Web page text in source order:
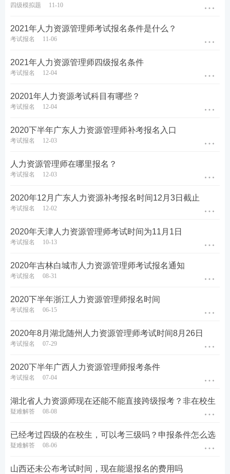
四级模拟题 11-10
2021年人力资源管理师考试报名条件是什么？
考试报名 11-06
2021年人力资源管理师四级报名条件
考试报名 12-04
20201年人力资源考试科目有哪些？
考试报名 12-04
2020下半年广东人力资源管理师补考报名入口
考试报名 12-03
人力资源管理师在哪里报名？
考试报名 12-03
2020年12月广东人力资源补考报名时间12月3日截止
考试报名 12-02
2020年天津人力资源管理师考试时间为11月1日
考试报名 10-13
2020年吉林白城市人力资源管理师考试报名通知
考试报名 08-31
2020下半年浙江人力资源管理师报名时间
考试报名 06-15
2020年8月湖北随州人力资源管理师考试时间8月26日
考试报名 07-29
2020下半年广西人力资源管理师报考条件
考试报名 07-04
湖北省人力资源师现在还能不能直接跨级报考？非在校生
疑难解答 08-08
已经考过四级的在校生，可以考三级吗？申报条件怎么选
疑难解答 08-06
山西还未公布考试时间，现在能退报名的费用吗